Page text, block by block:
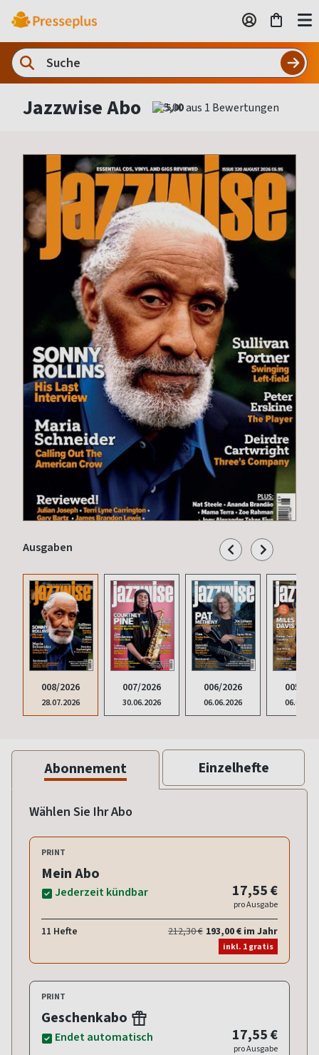
Jazzwise Abo 5,00
Ausgaben
008/2026
28.07.2026
007/2026
30.06.2026
006/2026
06.06.2026
005/
Abonnement Einzelhefte
Wählen Sie Ihr Abo
PRINT
Mein Abo
Jederzeit kündbar 17,55 €
pro Ausgabe
11 Hefte 212,30 € 193,00 € im Jahr
inkl. 1 gratis
PRINT
Geschenkabo
Endet automatisch 17,55 €
pro Ausgabe